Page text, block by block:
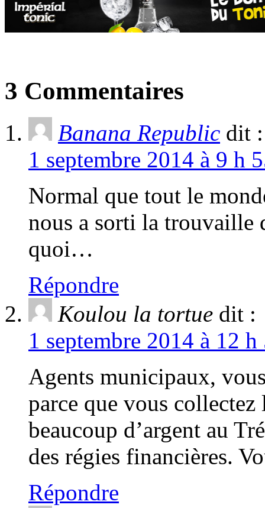
3 Commentaires
Banana Republic dit :
1 septembre 2014 à 9 h
Normal que tout le
nous a sorti la trouvaille
quoi…
Répondre
Koulou la tortue dit :
1 septembre 2014 à 12
Agents municipaux,
parce que vous collectez
beaucoup d’argent au
des régies financières.
Répondre